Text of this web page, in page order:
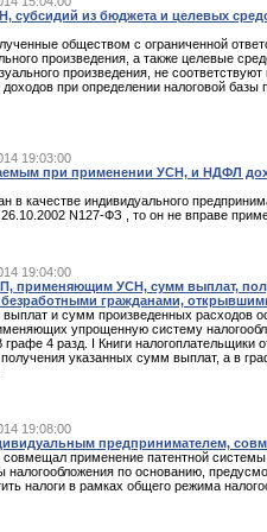
субсидий из бюджета и целевых
обществом с ограниченной
произведения, а также целевые
произведения, не
при определении налоговой
19:03:00
при применении УСН, и НДФЛ
в качестве индивидуального
N127-ФЗ , то он не вправе
19:04:00
применяющим УСН, сумм выплат,
гражданами,
и сумм произведенных расходов
упрощенную систему
4 разд. I Книги
указанных сумм выплат, а в
19:08:00
предпринимателем,
применение патентной
по основанию,
налоги в рамках общего режима